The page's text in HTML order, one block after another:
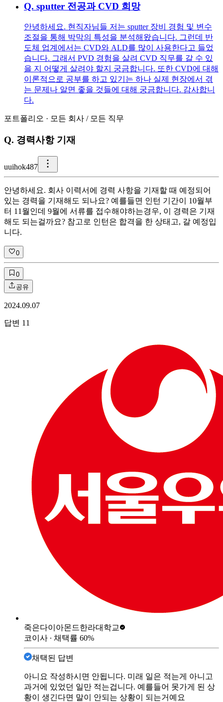
Q. sputter 전공과 CVD 희망
안녕하세요. 현직자님들 저는 sputter 장비 경험 및 변수
조절을 통해 박막의 특성을 분석해왔습니다. 그런데 반
도체 업계에서는 CVD와 ALD를 많이 사용한다고 들었
습니다. 그래서 PVD 경험을 살려 CVD 직무를 갈 수 있
을 지 어떻게 살려야 할지 궁금합니다. 또한 CVD에 대해
이론적으로 공부를 하고 있기는 하나 실제 현장에서 겪
는 문제나 알면 좋을 것들에 대해 궁금합니다. 감사합니
다.
포트폴리오 · 모든 회사 / 모든 직무
Q. 경력사항 기재
uuihok487
안녕하세요. 회사 이력서에 경력 사항을 기재할 때 예정되어
있는 경력을 기재해도 되나요? 예를들면 인턴 기간이 10월부
터 11월인데 9월에 서류를 접수해야하는경우, 이 경력은 기재
해도 되는걸까요? 참고로 인턴은 합격을 한 상태고, 갈 예정입
니다.
0
0
공유
2024.09.07
답변 11
죽은다이아몬드한라대학교
코이사 ∙ 채택률 60%
채택된 답변
아니요 작성하시면 안됩니다. 미래 일은 적는게 아니고
과거에 있었던 일만 적는겁니다. 예를들어 못가게 된 상
황이 생긴다면 말이 안되는 상황이 되는거예요